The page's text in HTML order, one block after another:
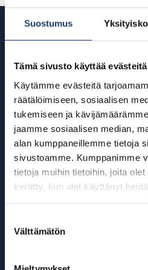
Suostumus
Tämä sivusto käyttää evästeitä
Käytämme evästeitä
räätälöimiseen, sosiaalisen
tukemiseen ja
jaamme sosiaalisen median,
alan kumppaneillemme tietoja
sivustoamme. Kumppanimme
tietoja muihin tietoihin, joita
kerätty, kun olet käyttänyt
valinta
Välttämätön